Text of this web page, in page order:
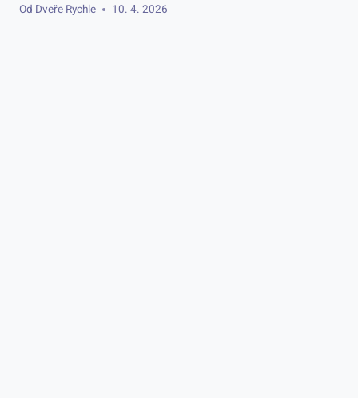
Od Dveře Rychle 10. 4. 2026